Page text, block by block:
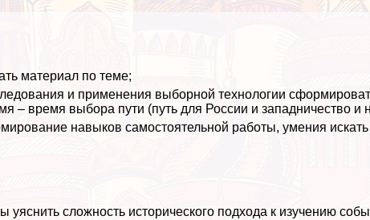
материал по теме;
и применения выборной технологии
– время выбора пути (путь для России и западничество и
навыков самостоятельной работы, умения
сложность исторического подхода к изучению